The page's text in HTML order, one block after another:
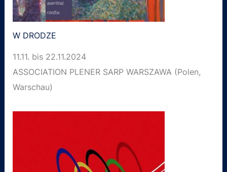
W DRODZE
11.11. bis 22.11.2024
ASSOCIATION PLENER SARP WARSZAWA (Polen,
Warschau)